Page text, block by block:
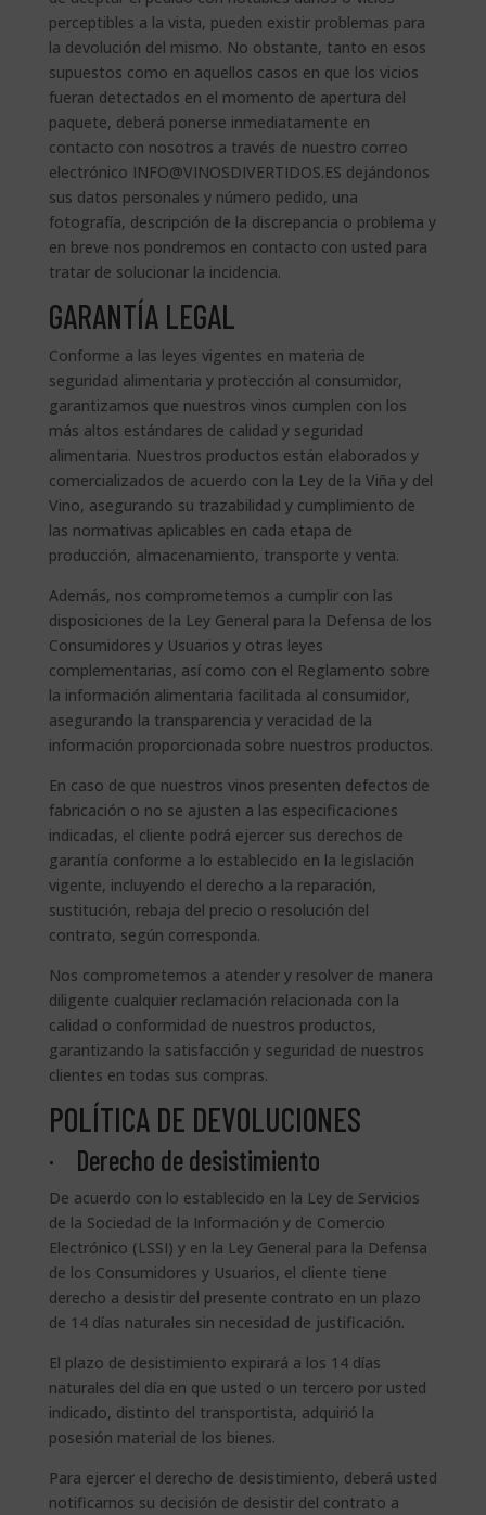
perceptibles a la vista, pueden existir problemas para
la devolución del mismo. No obstante, tanto en esos
supuestos como en aquellos casos en que los vicios
fueran detectados en el momento de apertura del
paquete, deberá ponerse inmediatamente en
contacto con nosotros a través de nuestro correo
electrónico INFO@VINOSDIVERTIDOS.ES dejándonos
sus datos personales y número pedido, una
fotografía, descripción de la discrepancia o problema y
en breve nos pondremos en contacto con usted para
tratar de solucionar la incidencia.
GARANTÍA LEGAL
Conforme a las leyes vigentes en materia de
seguridad alimentaria y protección al consumidor,
garantizamos que nuestros vinos cumplen con los
más altos estándares de calidad y seguridad
alimentaria. Nuestros productos están elaborados y
comercializados de acuerdo con la Ley de la Viña y del
Vino, asegurando su trazabilidad y cumplimiento de
las normativas aplicables en cada etapa de
producción, almacenamiento, transporte y venta.
Además, nos comprometemos a cumplir con las
disposiciones de la Ley General para la Defensa de los
Consumidores y Usuarios y otras leyes
complementarias, así como con el Reglamento sobre
la información alimentaria facilitada al consumidor,
asegurando la transparencia y veracidad de la
información proporcionada sobre nuestros productos.
En caso de que nuestros vinos presenten defectos de
fabricación o no se ajusten a las especificaciones
indicadas, el cliente podrá ejercer sus derechos de
garantía conforme a lo establecido en la legislación
vigente, incluyendo el derecho a la reparación,
sustitución, rebaja del precio o resolución del
contrato, según corresponda.
Nos comprometemos a atender y resolver de manera
diligente cualquier reclamación relacionada con la
calidad o conformidad de nuestros productos,
garantizando la satisfacción y seguridad de nuestros
clientes en todas sus compras.
POLÍTICA DE DEVOLUCIONES
· Derecho de desistimiento
De acuerdo con lo establecido en la Ley de Servicios
de la Sociedad de la Información y de Comercio
Electrónico (LSSI) y en la Ley General para la Defensa
de los Consumidores y Usuarios, el cliente tiene
derecho a desistir del presente contrato en un plazo
de 14 días naturales sin necesidad de justificación.
El plazo de desistimiento expirará a los 14 días
naturales del día en que usted o un tercero por usted
indicado, distinto del transportista, adquirió la
posesión material de los bienes.
Para ejercer el derecho de desistimiento, deberá usted
notificarnos su decisión de desistir del contrato a